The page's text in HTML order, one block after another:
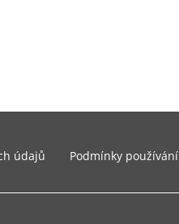
údajů Podmínky používání